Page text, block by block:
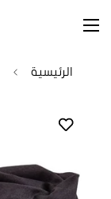
الرئيسية